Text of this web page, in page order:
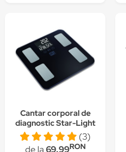
Cantar corporal de
diagnostic Star-Light
BFC-180BL, 180 Kg,
Memorie 12 persoane,
(3)
de la69.99RON